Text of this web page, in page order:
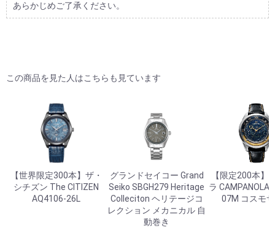
あらかじめご了承ください。
この商品を見た人はこちらも見ています
【世界限定300本】ザ・
シチズン The CITIZEN
AQ4106-26L
グランドセイコー Grand
Seiko SBGH279 Heritage
Colleciton ヘリテージコ
レクション メカニカル 自
動巻き
【限定200本】
ラ CAMPANOLA
07M コスモ